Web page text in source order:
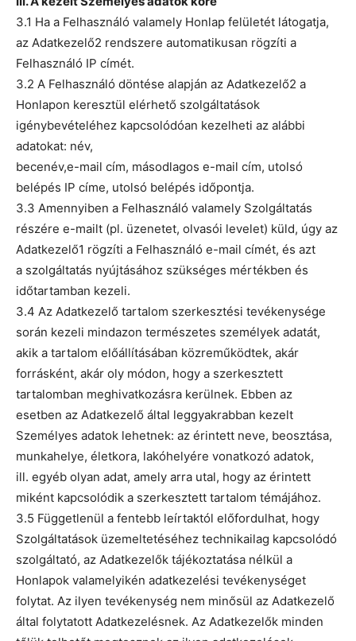
3.1 Ha a Felhasználó valamely Honlap felületét látogatja,
az Adatkezelő2 rendszere automatikusan rögzíti a
Felhasználó IP címét.
3.2 A Felhasználó döntése alapján az Adatkezelő2 a
Honlapon keresztül elérhető szolgáltatások
igénybevételéhez kapcsolódóan kezelheti az alábbi
adatokat: név,
becenév,e-mail cím, másodlagos e-mail cím, utolsó
belépés IP címe, utolsó belépés időpontja.
3.3 Amennyiben a Felhasználó valamely Szolgáltatás
részére e-mailt (pl. üzenetet, olvasói levelet) küld, úgy az
Adatkezelő1 rögzíti a Felhasználó e-mail címét, és azt
a szolgáltatás nyújtásához szükséges mértékben és
időtartamban kezeli.
3.4 Az Adatkezelő tartalom szerkesztési tevékenysége
során kezeli mindazon természetes személyek adatát,
akik a tartalom előállításában közreműködtek, akár
forrásként, akár oly módon, hogy a szerkesztett
tartalomban meghivatkozásra kerülnek. Ebben az
esetben az Adatkezelő által leggyakrabban kezelt
Személyes adatok lehetnek: az érintett neve, beosztása,
munkahelye, életkora, lakóhelyére vonatkozó adatok,
ill. egyéb olyan adat, amely arra utal, hogy az érintett
miként kapcsolódik a szerkesztett tartalom témájához.
3.5 Függetlenül a fentebb leírtaktól előfordulhat, hogy
Szolgáltatások üzemeltetéséhez technikailag kapcsolódó
szolgáltató, az Adatkezelők tájékoztatása nélkül a
Honlapok valamelyikén adatkezelési tevékenységet
folytat. Az ilyen tevékenység nem minősül az Adatkezelő
által folytatott Adatkezelésnek. Az Adatkezelők minden